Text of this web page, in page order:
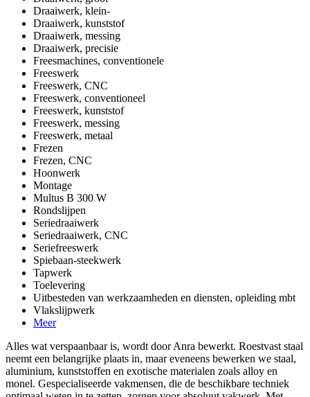
Draaiwerk, klein-
Draaiwerk, kunststof
Draaiwerk, messing
Draaiwerk, precisie
Freesmachines, conventionele
Freeswerk
Freeswerk, CNC
Freeswerk, conventioneel
Freeswerk, kunststof
Freeswerk, messing
Freeswerk, metaal
Frezen
Frezen, CNC
Hoonwerk
Montage
Multus B 300 W
Rondslijpen
Seriedraaiwerk
Seriedraaiwerk, CNC
Seriefreeswerk
Spiebaan-steekwerk
Tapwerk
Toelevering
Uitbesteden van werkzaamheden en diensten, opleiding mbt
Vlakslijpwerk
Meer
Alles wat verspaanbaar is, wordt door Anra bewerkt. Roestvast staal
neemt een belangrijke plaats in, maar eveneens bewerken we staal,
aluminium, kunststoffen en exotische materialen zoals alloy en
monel. Gespecialiseerde vakmensen, die de beschikbare techniek